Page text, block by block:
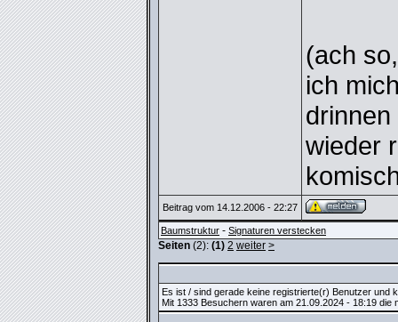
(ach
ich
wieder
Beitrag vom 14.12.2006 - 22:27
Baumstruktur - Signaturen verstecken
Seiten (2): (1) 2 weiter >
Es ist / sind gerade keine registrierte(r) Benutzer und
Mit 1333 Besuchern waren am 21.09.2024 - 18:19 die